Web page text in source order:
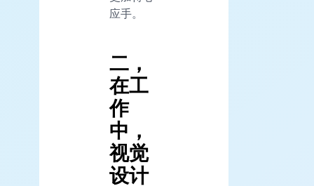
应手。
二，
在工
作
中，
视觉
设计